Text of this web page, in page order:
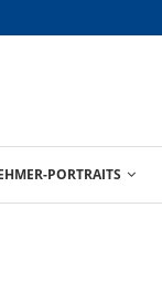
PORTRAITS